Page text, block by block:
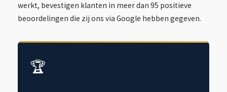
werkt, bevestigen klanten in meer dan 95 positieve
beoordelingen die zij ons via Google hebben gegeven.
🏆